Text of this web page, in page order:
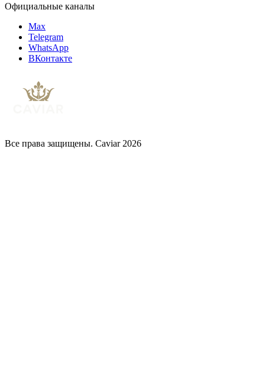
Официальные каналы
Max
Telegram
WhatsApp
ВКонтакте
Все права защищены. Caviar 2026